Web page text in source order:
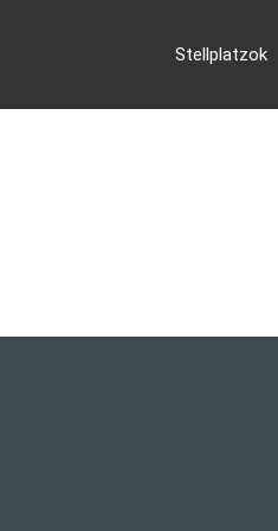
Stellplatzok